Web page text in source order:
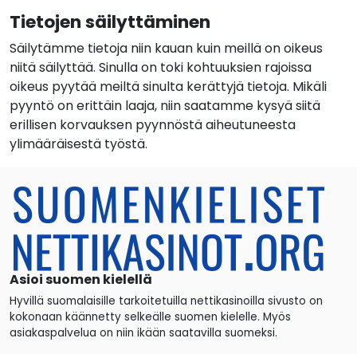
Tietojen säilyttäminen
Säilytämme tietoja niin kauan kuin meillä on oikeus
niitä säilyttää. Sinulla on toki kohtuuksien rajoissa
oikeus pyytää meiltä sinulta kerättyjä tietoja. Mikäli
pyyntö on erittäin laaja, niin saatamme kysyä siitä
erillisen korvauksen pyynnöstä aiheutuneesta
ylimääräisestä työstä.
Asioi suomen kielellä
Hyvillä suomalaisille tarkoitetuilla nettikasinoilla sivusto on
kokonaan käännetty selkeälle suomen kielelle. Myös
asiakaspalvelua on niin ikään saatavilla suomeksi.